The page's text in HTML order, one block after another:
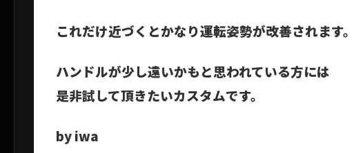
これだけ近づくとかなり運転姿勢が改善されます。
ハンドルが少し遠いかもと思われている方には
是非試して頂きたいカスタムです。
by iwa